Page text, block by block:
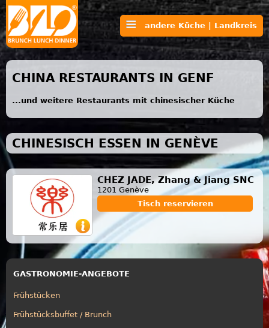
andere Küche | Landkreis
CHINA RESTAURANTS IN GENF
...und weitere Restaurants mit chinesischer Küche
CHINESISCH ESSEN IN GENÈVE
CHEZ JADE, Zhang & Jiang SNC
1201 Genève
Tisch reservieren
GASTRONOMIE-ANGEBOTE
Frühstücken
Frühstücksbuffet / Brunch